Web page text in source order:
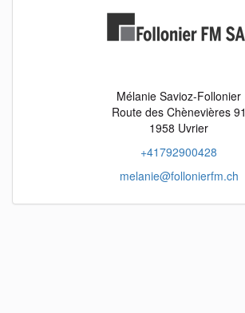
Mélanie Savioz-Follonier
Route des Chènevières 91
1958 Uvrier
+41792900428
melanie@follonierfm.ch